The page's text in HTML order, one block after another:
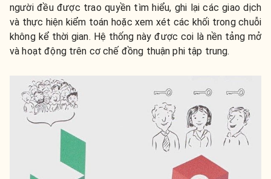
người đều được trao quyền tìm hiểu, ghi lại các giao dịch
và thực hiện kiểm toán hoặc xem xét các khối trong chuỗi
không kể thời gian. Hệ thống này được coi là nền tảng mở
và hoạt động trên cơ chế đồng thuận phi tập trung.